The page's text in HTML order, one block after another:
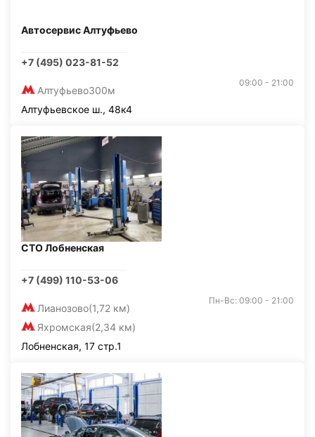
Автосервис Алтуфьево
+7 (495) 023-81-52
Алтуфьево300м
09:00 - 21:00
Алтуфьевское ш., 48к4
СТО Лобненская
+7 (499) 110-53-06
Лианозово(1,72 км)
Яхромская(2,34 км)
Пн-Вс: 09:00 - 21:00
Лобненская, 17 стр.1